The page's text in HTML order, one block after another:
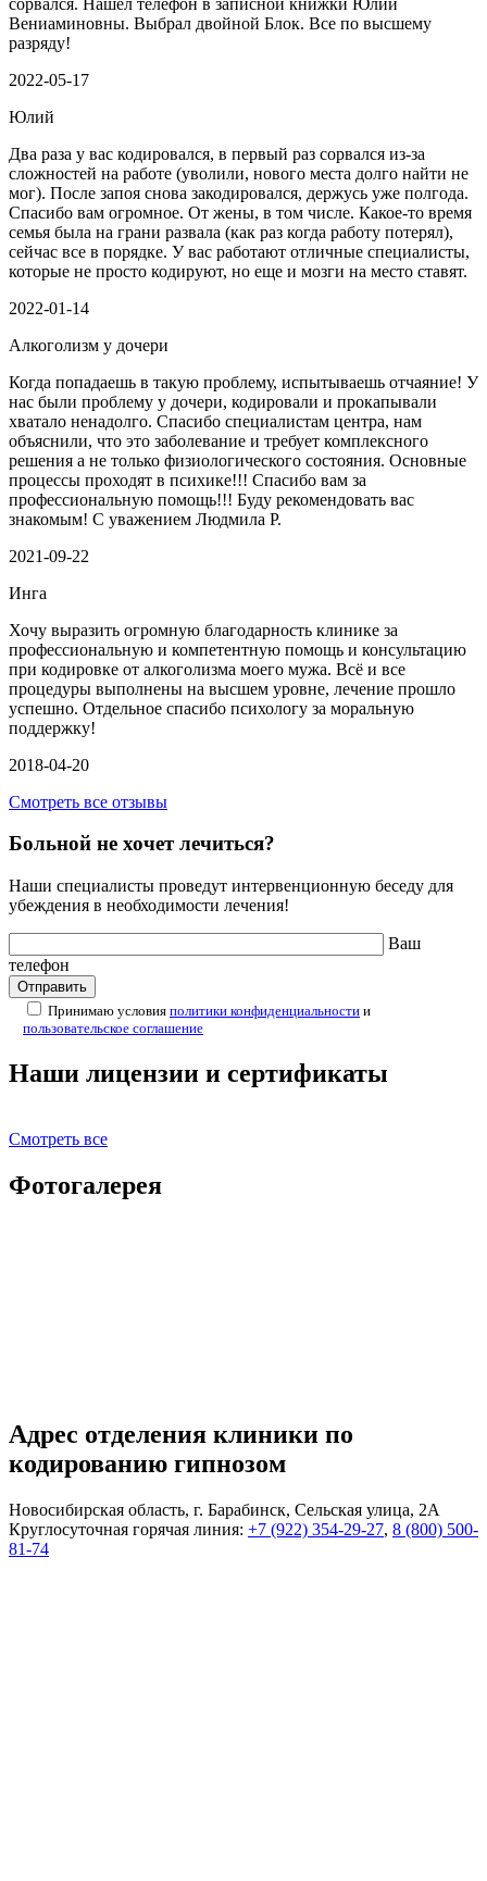
Вениаминовны. Выбрал двойной Блок. Все по высшему
разряду!
2022-05-17
Юлий
Два раза у вас кодировался, в первый раз сорвался из-за
сложностей на работе (уволили, нового места долго найти не
мог). После запоя снова закодировался, держусь уже полгода.
Спасибо вам огромное. От жены, в том числе. Какое-то время
семья была на грани развала (как раз когда работу потерял),
сейчас все в порядке. У вас работают отличные специалисты,
которые не просто кодируют, но еще и мозги на место ставят.
2022-01-14
Алкоголизм у дочери
Когда попадаешь в такую проблему, испытываешь отчаяние! У
нас были проблему у дочери, кодировали и прокапывали
хватало ненадолго. Спасибо специалистам центра, нам
объяснили, что это заболевание и требует комплексного
решения а не только физиологического состояния. Основные
процессы проходят в психике!!! Спасибо вам за
профессиональную помощь!!! Буду рекомендовать вас
знакомым! С уважением Людмила Р.
2021-09-22
Инга
Хочу выразить огромную благодарность клинике за
профессиональную и компетентную помощь и консультацию
при кодировке от алкоголизма моего мужа. Всё и все
процедуры выполнены на высшем уровне, лечение прошло
успешно. Отдельное спасибо психологу за моральную
поддержку!
2018-04-20
Смотреть все отзывы
Больной не хочет лечиться?
Наши специалисты проведут интервенционную беседу для
убеждения в необходимости лечения!
Ваш
телефон
Принимаю условия политики конфиденциальности и
пользовательское соглашение
Наши лицензии и сертификаты
Смотреть все
Фотогалерея
Адрес отделения клиники по
кодированию гипнозом
Новосибирская область, г. Барабинск, Сельская улица, 2А
Круглосуточная горячая линия: +7 (922) 354-29-27, 8 (800) 500-
81-74